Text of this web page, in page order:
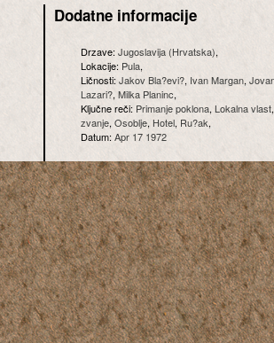
Dodatne informacije
Drzave:Jugoslavija (Hrvatska),
Lokacije: Pula,
Ličnosti:Jakov Bla?evi?, Ivan Margan,
Lazari?, Milka Planinc,
Ključne reči: Primanje poklona, Lokalna vlast
zvanje, Osoblje, Hotel, Ru?ak,
Datum:Apr 17 1972